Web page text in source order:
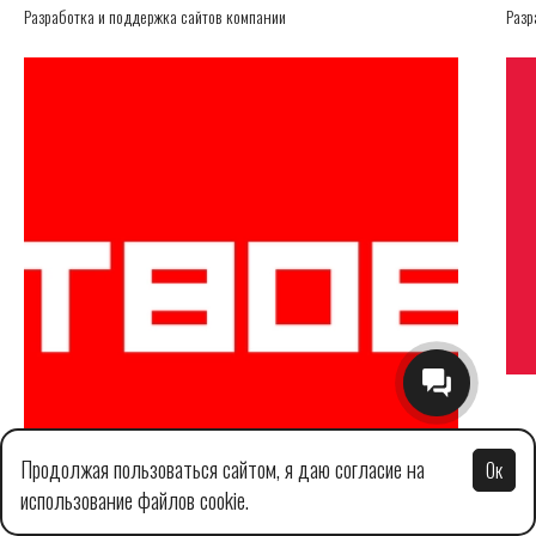
Разработка и поддержка сайтов компании
Продолжая пользоваться сайтом, я даю согласие на
использование файлов cookie.
Ок